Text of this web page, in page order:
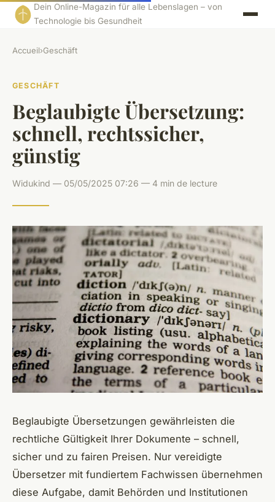
Dein Online-Magazin für alle Lebenslagen – von
Technologie bis Gesundheit
Accueil›Geschäft
GESCHÄFT
Beglaubigte Übersetzung:
schnell, rechtssicher,
günstig
Widukind — 05/05/2025 07:26 — 4 min de lecture
Beglaubigte Übersetzungen gewährleisten die
rechtliche Gültigkeit Ihrer Dokumente – schnell,
sicher und zu fairen Preisen. Nur vereidigte
Übersetzer mit fundiertem Fachwissen übernehmen
diese Aufgabe, damit Behörden und Institutionen